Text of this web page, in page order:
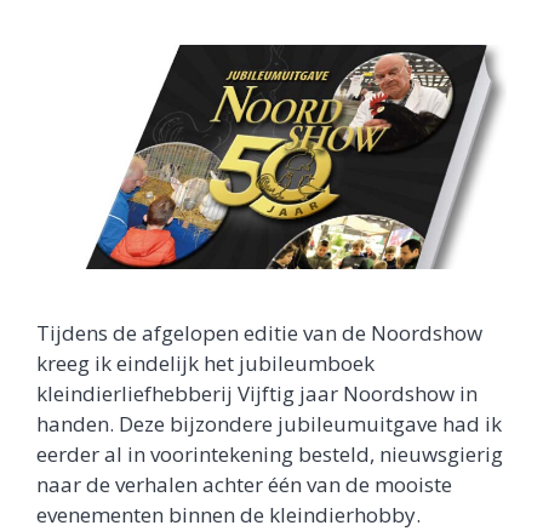
Tijdens de afgelopen editie van de Noordshow
kreeg ik eindelijk het jubileumboek
kleindierliefhebberij Vijftig jaar Noordshow in
handen. Deze bijzondere jubileumuitgave had ik
eerder al in voorintekening besteld, nieuwsgierig
naar de verhalen achter één van de mooiste
evenementen binnen de kleindierhobby.